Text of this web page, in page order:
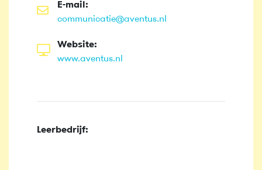
E-mail:
communicatie@aventus.nl
Website:
www.aventus.nl
Leerbedrijf: